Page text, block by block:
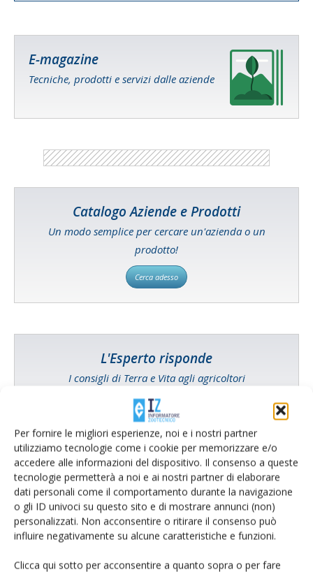
Per fornire le migliori esperienze, noi e i nostri partner
utilizziamo tecnologie come i cookie per memorizzare e/o
accedere alle informazioni del dispositivo. Il consenso a queste
tecnologie permetterà a noi e ai nostri partner di elaborare
dati personali come il comportamento durante la navigazione
o gli ID univoci su questo sito e di mostrare annunci (non)
personalizzati. Non acconsentire o ritirare il consenso può
influire negativamente su alcune caratteristiche e funzioni.
Clicca qui sotto per acconsentire a quanto sopra o per fare
E-magazine
Tecniche, prodotti e servizi dalle aziende
Catalogo Aziende e Prodotti
Un modo semplice per cercare un'azienda o un
prodotto!
Cerca adesso
L'Esperto risponde
I consigli di Terra e Vita agli agricoltori
Cerca adesso
Dalla stessa categoria